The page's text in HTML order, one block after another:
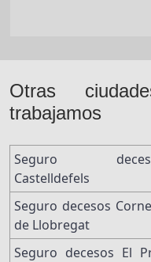
Otras
trabajamos
Seguro
Castelldefels
Seguro decesos
de Llobregat
Seguro decesos El